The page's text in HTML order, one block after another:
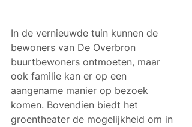
In de vernieuwde tuin kunnen de
bewoners van De Overbron
buurtbewoners ontmoeten, maar
ook familie kan er op een
aangename manier op bezoek
komen. Bovendien biedt het
groentheater de mogelijkheid om in